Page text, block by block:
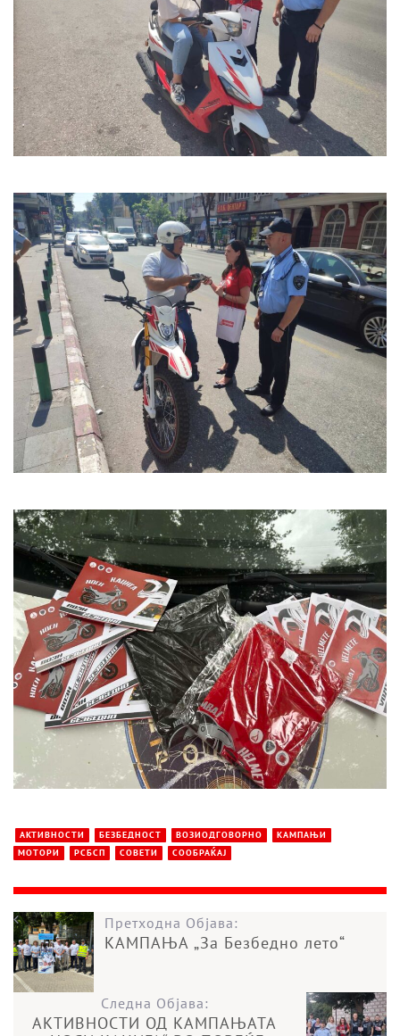
АКТИВНОСТИ БЕЗБЕДНОСТ ВОЗИОДГОВОРНО
КАМПАЊИ
МОТОРИ
РСБСП СОВЕТИ СООБРАЌАЈ
Претходна Објава:
КАМПАЊА „За Безбедно лето“
Следна Објава:
АКТИВНОСТИ ОД КАМПАЊАТА